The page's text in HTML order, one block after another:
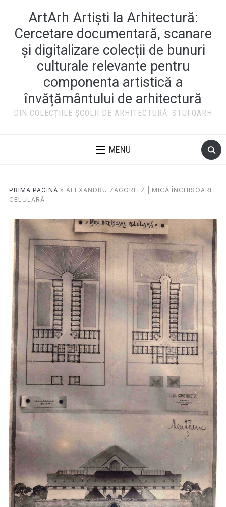
ArtArh Artiști la Arhitectură:
Cercetare documentară, scanare
și digitalizare colecții de bunuri
culturale relevante pentru
componenta artistică a
învățământului de arhitectură
DIN COLECȚIILE ȘCOLII DE ARHITECTURĂ: STUFOARH
MENU
PRIMA PAGINĂ » ALEXANDRU ZAGORITZ | MICĂ ÎNCHISOARE
CELULARĂ